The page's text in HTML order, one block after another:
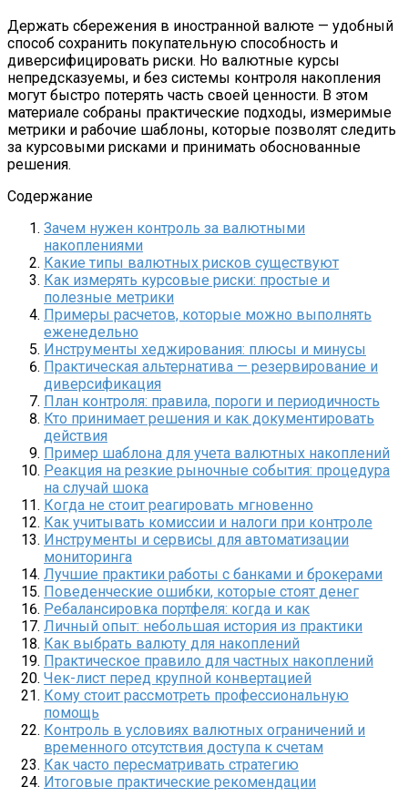
Держать сбережения в иностранной валюте — удобный
способ сохранить покупательную способность и
диверсифицировать риски. Но валютные курсы
непредсказуемы, и без системы контроля накопления
могут быстро потерять часть своей ценности. В этом
материале собраны практические подходы, измеримые
метрики и рабочие шаблоны, которые позволят следить
за курсовыми рисками и принимать обоснованные
решения.
Содержание
Зачем нужен контроль за валютными
накоплениями
Какие типы валютных рисков существуют
Как измерять курсовые риски: простые и
полезные метрики
Примеры расчетов, которые можно выполнять
еженедельно
Инструменты хеджирования: плюсы и минусы
Практическая альтернатива — резервирование и
диверсификация
План контроля: правила, пороги и периодичность
Кто принимает решения и как документировать
действия
Пример шаблона для учета валютных накоплений
Реакция на резкие рыночные события: процедура
на случай шока
Когда не стоит реагировать мгновенно
Как учитывать комиссии и налоги при контроле
Инструменты и сервисы для автоматизации
мониторинга
Лучшие практики работы с банками и брокерами
Поведенческие ошибки, которые стоят денег
Ребалансировка портфеля: когда и как
Личный опыт: небольшая история из практики
Как выбрать валюту для накоплений
Практическое правило для частных накоплений
Чек-лист перед крупной конвертацией
Кому стоит рассмотреть профессиональную
помощь
Контроль в условиях валютных ограничений и
временного отсутствия доступа к счетам
Как часто пересматривать стратегию
Итоговые практические рекомендации